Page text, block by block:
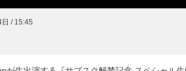
/ 15:45